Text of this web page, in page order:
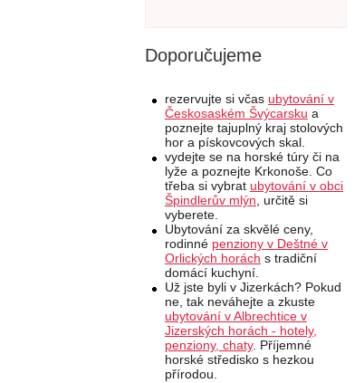
Doporučujeme
rezervujte si včas ubytování v
Českosaském Švýcarsku a
poznejte tajuplný kraj stolových
hor a pískovcových skal.
vydejte se na horské túry či na
lyže a poznejte Krkonoše. Co
třeba si vybrat ubytování v obci
Špindlerův mlýn, určitě si
vyberete.
Ubytování za skvělé ceny,
rodinné penziony v Deštné v
Orlických horách s tradiční
domácí kuchyní.
Už jste byli v Jizerkách? Pokud
ne, tak neváhejte a zkuste
ubytování v Albrechtice v
Jizerských horách - hotely,
penziony, chaty. Příjemné
horské středisko s hezkou
přírodou.